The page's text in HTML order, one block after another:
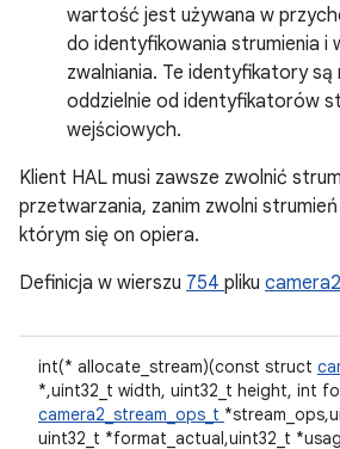
wartość jest używana w
do identyfikowania strumienia i
zwalniania. Te identyfikatory są
oddzielnie od identyfikatorów
wejściowych.
Klient HAL musi zawsze zwolnić
przetwarzania, zanim zwolni
którym się on opiera.
Definicja w wierszu 754 pliku
int(* allocate_stream)(const struct
*,uint32_t width, uint32_t height, int
camera2_stream_ops_t
uint32_t *format_actual,uint32_t